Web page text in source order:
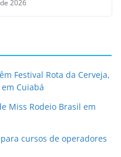
2026
Festival Rota da Cerveja,
Cuiabá
Miss Rodeio Brasil em
cursos de operadores